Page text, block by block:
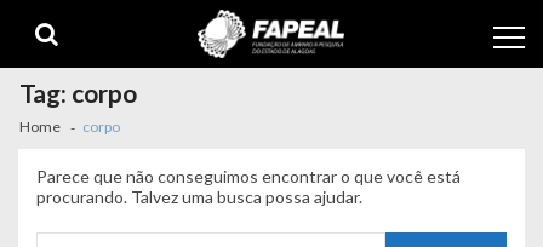
navigation
content
Tag: corpo
Home corpo
Parece que não conseguimos encontrar o que você está
procurando. Talvez uma busca possa ajudar.